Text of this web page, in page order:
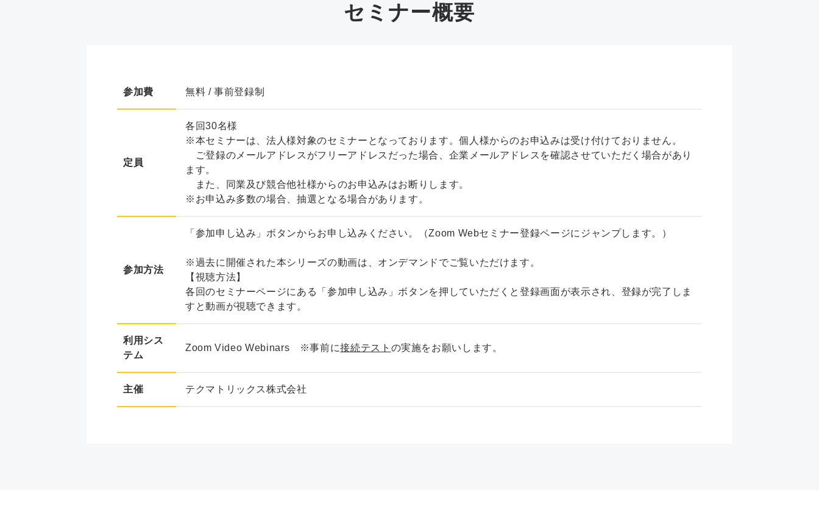
セミナー概要
参加費 無料 / 事前登録制
定員
各回30名様
※本セミナーは、法人様対象のセミナーとなっております。個人様からのお申込みは受け付けておりません。
ご登録のメールアドレスがフリーアドレスだった場合、企業メールアドレスを確認させていただく場合があり
ます。
また、同業及び競合他社様からのお申込みはお断りします。
※お申込み多数の場合、抽選となる場合があります。
参加方法
「参加申し込み」ボタンからお申し込みください。（Zoom Webセミナー登録ページにジャンプします。）
※過去に開催された本シリーズの動画は、オンデマンドでご覧いただけます。
【視聴方法】
各回のセミナーページにある「参加申し込み」ボタンを押していただくと登録画面が表示され、登録が完了しま
すと動画が視聴できます。
利用シス
テム
Zoom Video Webinars ※事前に接続テスト の実施をお願いします。
主催 テクマトリックス株式会社